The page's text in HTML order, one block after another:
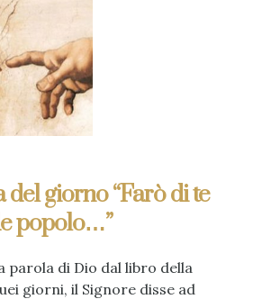
del giorno “Farò di te
popolo…”
parola di Dio dal libro della
giorni, il Signore disse ad